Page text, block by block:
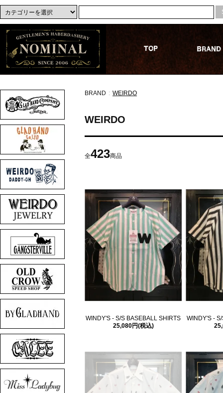
BRAND : WEIRDO
WEIRDO
全423商品
WINDY'S - S/S BASEBALL SHIRTS
25,080円(税込)
WINDY'S -